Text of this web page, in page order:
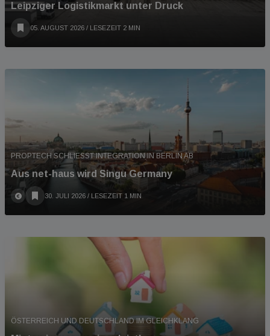
Leipziger Logistikmarkt unter Druck
05. AUGUST 2026 / LESEZEIT 2 MIN
PROPTECH SCHLIESST INTEGRATION IN BERLIN AB
Aus net-haus wird Singu Germany
30. JULI 2026 / LESEZEIT 1 MIN
ÖSTERREICH UND DEUTSCHLAND IM GLEICHKLANG